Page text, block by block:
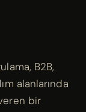
B2B,
alanlarında
bir